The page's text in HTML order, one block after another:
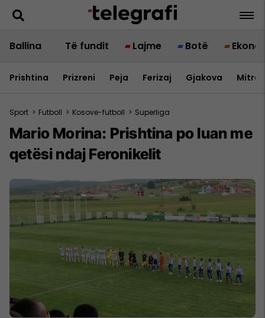
Ballina Të fundit Lajme Botë
Prishtina Prizreni Peja Ferizaj Gjakova
Sport > Futboll > Kosove-futboll > Superliga
Mario Morina: Prishtina po luan me
qetësi ndaj Feronikelit